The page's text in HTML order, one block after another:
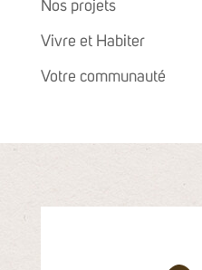
Nos projets
Vivre et Habiter
Votre communauté